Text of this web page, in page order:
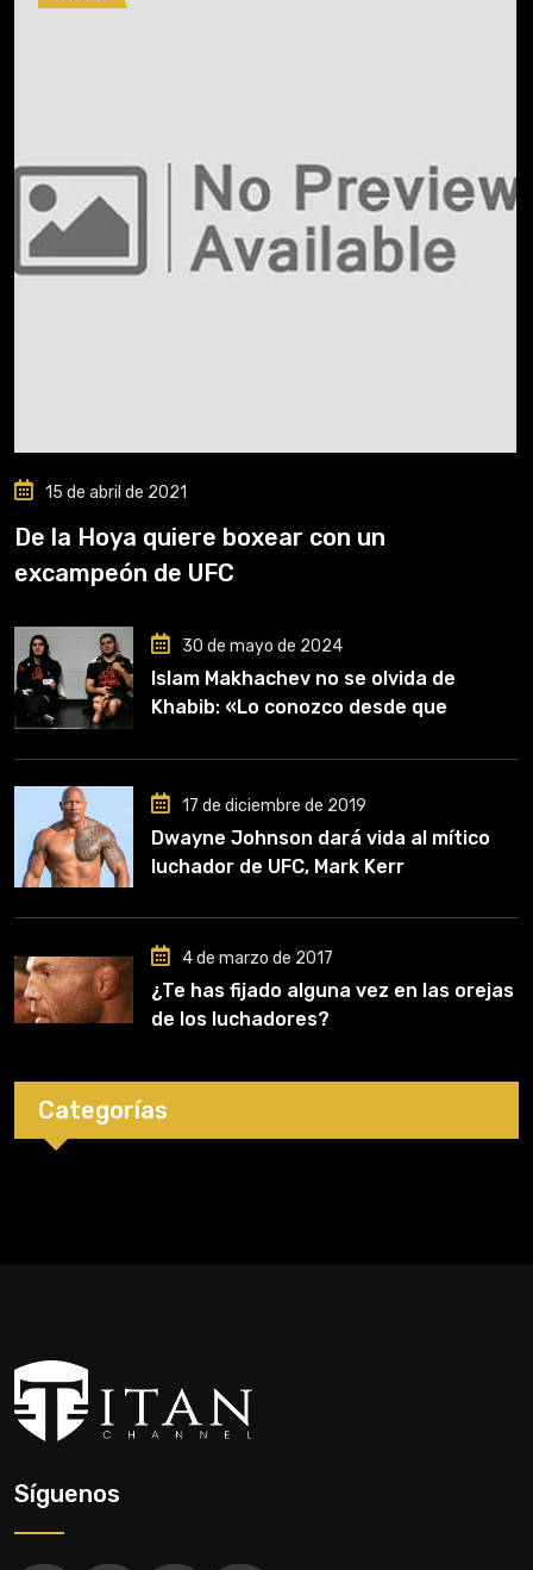
15 de abril de 2021
De la Hoya quiere boxear con un
excampeón de UFC
30 de mayo de 2024
Islam Makhachev no se olvida de
Khabib: «Lo conozco desde que
clave en mi carrera»
17 de diciembre de 2019
Dwayne Johnson dará vida al mítico
luchador de UFC, Mark Kerr
4 de marzo de 2017
¿Te has fijado alguna vez en las orejas
de los luchadores?
Categorías
Síguenos